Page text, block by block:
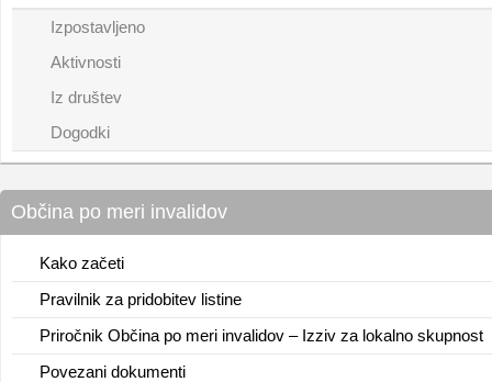
Izpostavljeno
Aktivnosti
Iz društev
Dogodki
Občina po meri invalidov
Kako začeti
Pravilnik za pridobitev listine
Priročnik Občina po meri invalidov – Izziv za lokalno skupnost
Povezani dokumenti